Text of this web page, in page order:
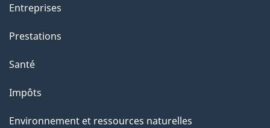
Entreprises
Prestations
Santé
Impôts
Environnement et ressources naturelles